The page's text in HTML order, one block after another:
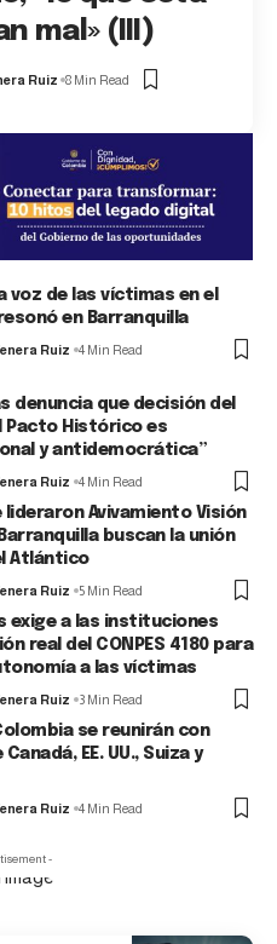
mal» (III)
Ruiz 8 Min Read
voz de las víctimas en el
en Barranquilla
Ruiz 4 Min Read
denuncia que decisión del
Pacto Histórico es
y antidemocrática”
Ruiz 4 Min Read
lideraron Avivamiento Visión
buscan la unión
Atlántico
Ruiz 5 Min Read
exige a las instituciones
real del CONPES 4180 para
a las víctimas
Ruiz 3 Min Read
se reunirán con
EE. UU., Suiza y
Ruiz 4 Min Read
-